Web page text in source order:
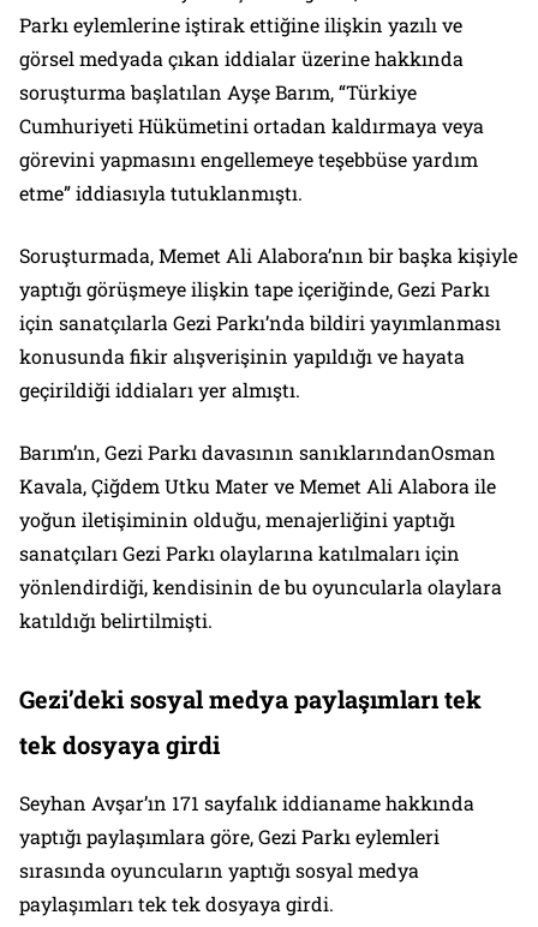
Parkı eylemlerine iştirak ettiğine ilişkin yazılı ve
görsel medyada çıkan iddialar üzerine hakkında
soruşturma başlatılan Ayşe Barım, “Türkiye
Cumhuriyeti Hükümetini ortadan kaldırmaya veya
görevini yapmasını engellemeye teşebbüse yardım
etme” iddiasıyla tutuklanmıştı.
Soruşturmada, Memet Ali Alabora’nın bir başka kişiyle
yaptığı görüşmeye ilişkin tape içeriğinde, Gezi Parkı
için sanatçılarla Gezi Parkı’nda bildiri yayımlanması
konusunda fikir alışverişinin yapıldığı ve hayata
geçirildiği iddiaları yer almıştı.
Barım’ın, Gezi Parkı davasının sanıklarındanOsman
Kavala, Çiğdem Utku Mater ve Memet Ali Alabora ile
yoğun iletişiminin olduğu, menajerliğini yaptığı
sanatçıları Gezi Parkı olaylarına katılmaları için
yönlendirdiği, kendisinin de bu oyuncularla olaylara
katıldığı belirtilmişti.
Gezi’deki sosyal medya paylaşımları tek
tek dosyaya girdi
Seyhan Avşar’ın 171 sayfalık iddianame hakkında
yaptığı paylaşımlara göre, Gezi Parkı eylemleri
sırasında oyuncuların yaptığı sosyal medya
paylaşımları tek tek dosyaya girdi.